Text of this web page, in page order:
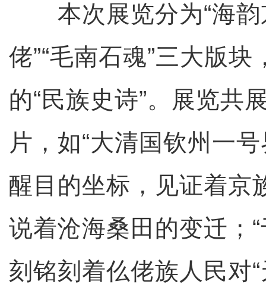
本次展览分为“海韵
佬”“毛南石魂”三大版
的“民族史诗”。展览共
片，如“大清国钦州一
醒目的坐标，见证着京
说着沧海桑田的变迁；
刻铭刻着仫佬族人民对